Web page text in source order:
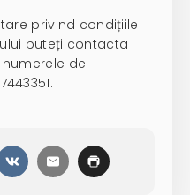
privind condițiile
puteți contacta
de
.